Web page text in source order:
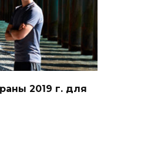
2019 г. для